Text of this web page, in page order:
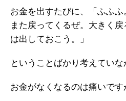
お金を出すたびに、「ふふふ
また戻ってくるぜ。大きく
は出しておこう。」
ということばかり考えていな
お金がなくなるのは痛いです